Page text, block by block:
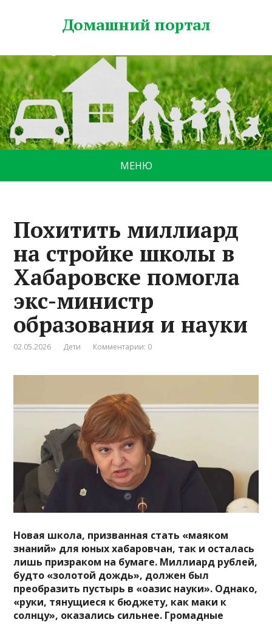
Домашний портал
МЕНЮ
Похитить миллиард
на стройке школы в
Хабаровске помогла
экс-министр
образования и науки
02.05.2026 Дети Комментарии: 0
Новая школа, призванная стать «маяком
знаний» для юных хабаровчан, так и осталась
лишь призраком на бумаге. Миллиард рублей,
будто «золотой дождь», должен был
преобразить пустырь в «оазис науки». Однако,
«руки, тянущиеся к бюджету, как маки к
солнцу», оказались сильнее. Громадные